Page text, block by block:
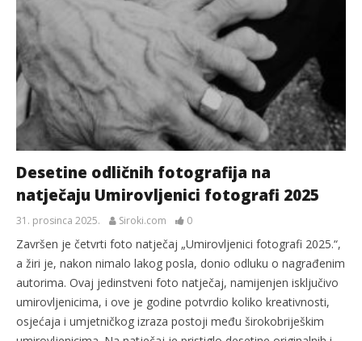
Desetine odličnih fotografija na
natječaju Umirovljenici fotografi 2025
31. prosinca 2025. Siroki.com 0
Završen je četvrti foto natječaj „Umirovljenici fotografi 2025.“,
a žiri je, nakon nimalo lakog posla, donio odluku o nagrađenim
autorima. Ovaj jedinstveni foto natječaj, namijenjen isključivo
umirovljenicima, i ove je godine potvrdio koliko kreativnosti,
osjećaja i umjetničkog izraza postoji među širokobriješkim